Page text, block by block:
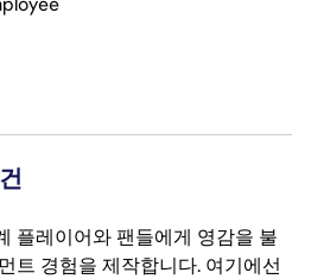
플레이어와 팬들에게 영감을 불
트 경험을 제작합니다. 여기에선